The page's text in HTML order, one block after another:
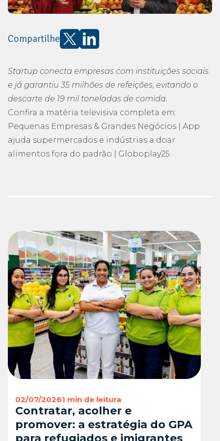
Startup conecta empresas com instituições sociais
e já garantiu 35 milhões de refeições, evitando o
descarte de 19 mil toneladas de comida.
Confira a matéria televisiva completa em:
Pequenas Empresas & Grandes Negócios | App
ajuda supermercados e indústrias a doar
alimentos fora do padrão | Globoplay25
Compartilhe
02/07/20261 min de leitura
Contratar, acolher e
promover: a estratégia do GPA